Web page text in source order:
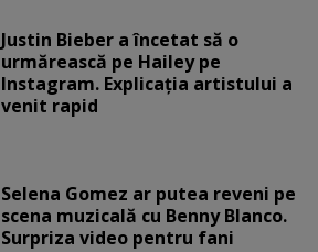
Justin Bieber a încetat să o
urmărească pe Hailey pe
Instagram. Explicația artistului a
venit rapid
Selena Gomez ar putea reveni pe
scena muzicală cu Benny Blanco.
Surpriza video pentru fani